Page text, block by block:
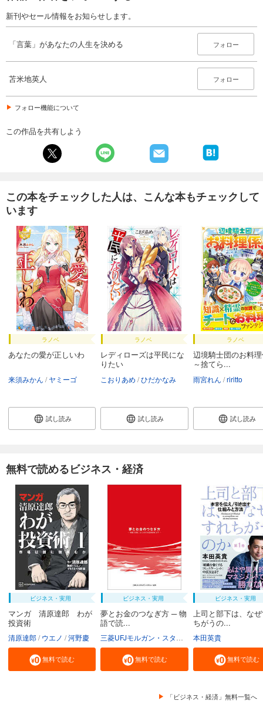
新刊やセール情報をお知らせします。
「言葉」があなたの人生を決める フォロー
苫米地英人 フォロー
フォロー機能について
この作品を共有しよう
この本をチェックした人は、こんな本もチェックして
います
ラノベ
あなたの愛が正しいわ
来須みかん ヤミーゴ
試し読み
ラノベ
レディローズは平民にな
りたい
こおりあめ ひだかなみ
試し読み
ラノベ
辺境騎士団のお料
～捨てら...
雨宮れん riritto
試し読み
無料で読めるビジネス・経済
ビジネス・実用
マンガ 清原達郎 わが
投資術
清原達郎 ウエノ 河野慶
無料で読む
ビジネス・実用
夢とお金のつなぎ方 ─ 物
語で読...
三菱UFJモルガン・スタンレー証券株式会社
無料で読む
ビジネス・実用
上司と部下は、な
ちがうの...
本田英貴
無料で読む
「ビジネス・経済」無料一覧へ